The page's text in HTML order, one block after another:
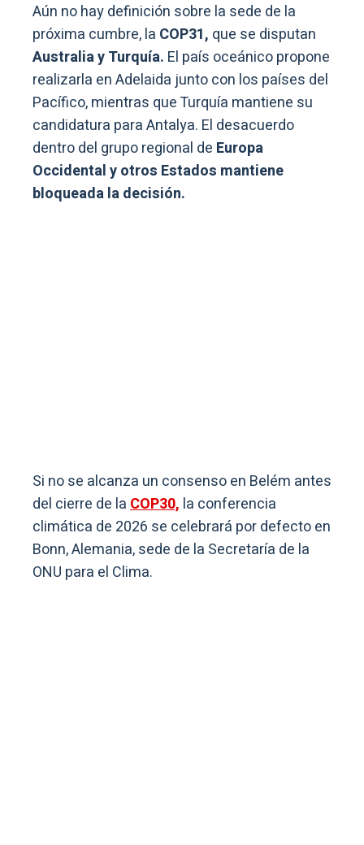
Aún no hay definición sobre la sede de la
próxima cumbre, la COP31, que se disputan
Australia y Turquía. El país oceánico propone
realizarla en Adelaida junto con los países del
Pacífico, mientras que Turquía mantiene su
candidatura para Antalya. El desacuerdo
dentro del grupo regional de Europa
Occidental y otros Estados mantiene
bloqueada la decisión.
Si no se alcanza un consenso en Belém antes
del cierre de laCOP30, la conferencia
climática de 2026 se celebrará por defecto en
Bonn, Alemania, sede de la Secretaría de la
ONU para el Clima.